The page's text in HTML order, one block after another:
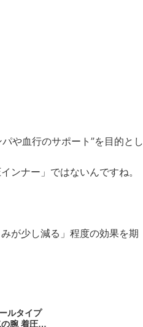
や血行のサポート”を目的とし
ンナー」ではないんですね。
が少し減る」程度の効果を期
ルタイプ
腕 着圧